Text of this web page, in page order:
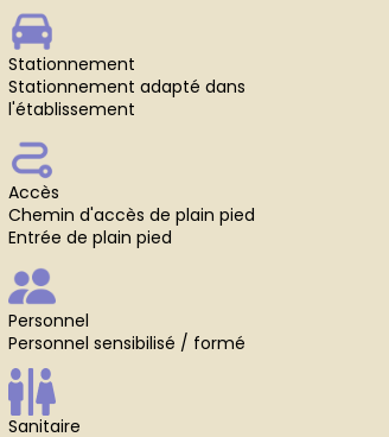
Stationnement
Stationnement adapté dans
l'établissement
Accès
Chemin d'accès de plain pied
Entrée de plain pied
Personnel
Personnel sensibilisé / formé
Sanitaire